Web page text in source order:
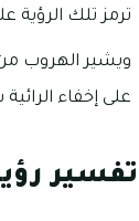
ترمز تلك الرؤية
ويشير الهروب من
على إخفاء
تفسير